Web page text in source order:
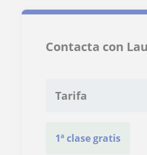
Contacta con
Tarifa
1ª clase gratis